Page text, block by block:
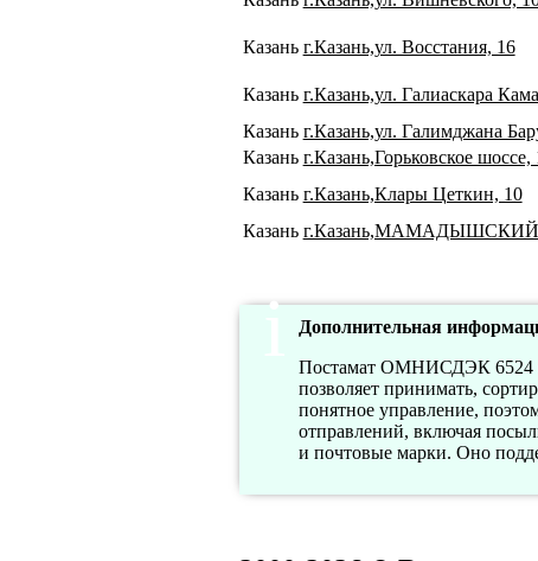
Казань г.Казань,ул. Восстания, 16
Казань г.Казань,ул. Галиаскара
Казань г.Казань,ул. Галимджана
Казань г.Казань,Горьковское шоссе,
Казань г.Казань,Клары Цеткин, 10
Казань г.Казань,МАМАДЫШСКИЙ
Дополнительная
Постамат ОМНИСДЭК 6524
позволяет принимать,
понятное управление,
отправлений, включая
и почтовые марки. Оно